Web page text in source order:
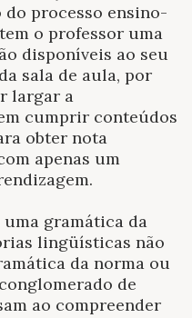
processo ensino-
o professor uma
disponíveis ao seu
sala de aula, por
largar a
cumprir conteúdos
obter nota
apenas um
uma gramática da
lingüísticas não
da norma ou
de
ao compreender